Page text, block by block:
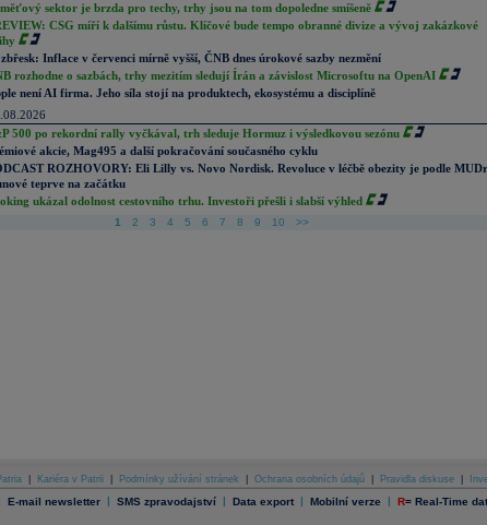
sektor je brzda pro techy, trhy jsou na tom dopoledne smíšeně
CSG míří k dalšímu růstu. Klíčové bude tempo obranné divize a vývoj zakázkové
Inflace v červenci mírně vyšší, ČNB dnes úrokové sazby nezmění
rozhodne o sazbách, trhy mezitím sledují Írán a závislost Microsoftu na OpenAI
není AI firma. Jeho síla stojí na produktech, ekosystému a disciplíně
500 po rekordní rally vyčkával, trh sleduje Hormuz i výsledkovou sezónu
akcie, Mag495 a další pokračování současného cyklu
ROZHOVORY: Eli Lilly vs. Novo Nordisk. Revoluce v léčbě obezity je podle
teprve na začátku
ukázal odolnost cestovního trhu. Investoři přešli i slabší výhled
1 2 3 4 5 6 7 8 9 10 >>
Kariéra v Patrii Podmínky užívání stránek Ochrana osobních údajů Pravidla diskuse
E-mail newsletter | SMS zpravodajství | Data export | Mobilní verze | R= Real-Time